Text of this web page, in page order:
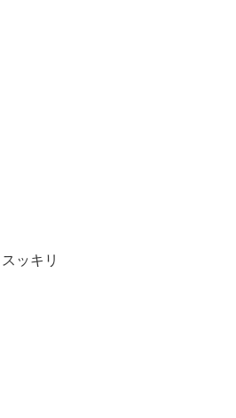
スッキリ